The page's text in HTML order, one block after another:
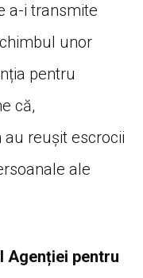
a-i transmite
unor
pentru
că,
reuşit escrocii
ale
Agenției pentru